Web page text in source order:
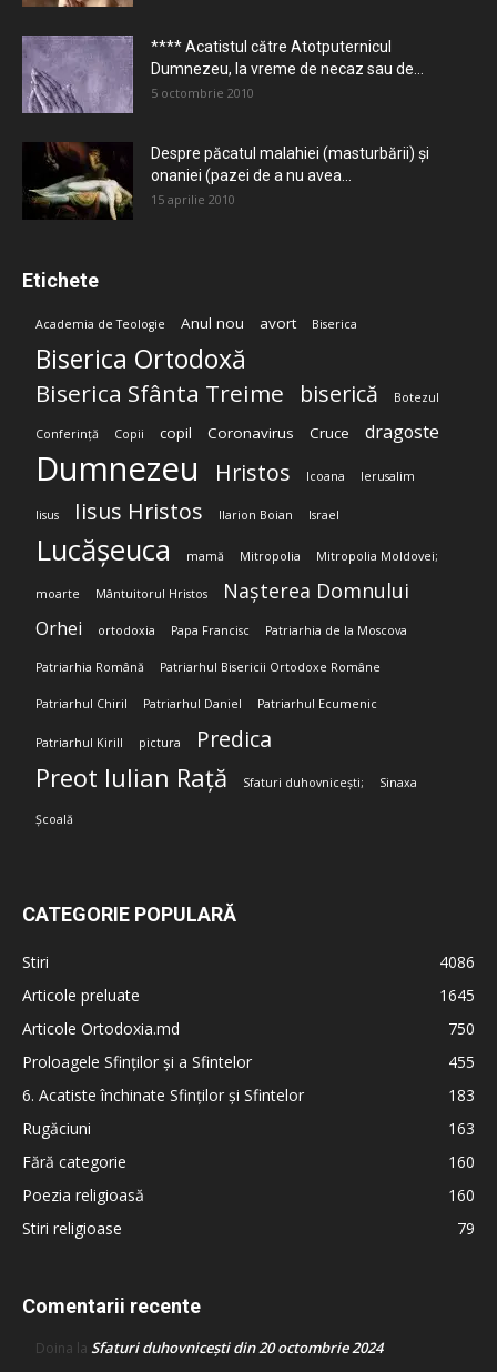
**** Acatistul către Atotputernicul
Dumnezeu, la vreme de necaz sau de...
5 octombrie 2010
Despre păcatul malahiei (masturbării) şi
onaniei (pazei de a nu avea...
15 aprilie 2010
Etichete
Academia de Teologie Anul nou avort Biserica
Biserica Ortodoxă
Biserica Sfânta Treime biserică Botezul
Conferință Copii copil Coronavirus Cruce dragoste
Dumnezeu Hristos Icoana Ierusalim
Iisus Iisus Hristos Ilarion Boian Israel
Lucășeuca mamă Mitropolia Mitropolia Moldovei;
moarte Mântuitorul Hristos Nașterea Domnului
Orhei ortodoxia Papa Francisc Patriarhia de la Moscova
Patriarhia Română Patriarhul Bisericii Ortodoxe Române
Patriarhul Chiril Patriarhul Daniel Patriarhul Ecumenic
Patriarhul Kirill pictura Predica
Preot Iulian Rață Sfaturi duhovnicești; Sinaxa
Școală
CATEGORIE POPULARĂ
Stiri
4086
Articole preluate
1645
Articole Ortodoxia.md
750
Proloagele Sfinților și a Sfintelor
455
6. Acatiste închinate Sfinților și Sfintelor
183
Rugăciuni
163
Fără categorie
160
Poezia religioasă
160
Stiri religioase
79
Comentarii recente
Doina la Sfaturi duhovnicești din 20 octombrie 2024